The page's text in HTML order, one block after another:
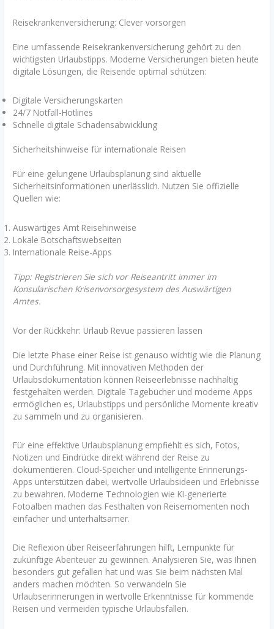
Reisekrankenversicherung: Clever vorsorgen
Eine umfassende Reisekrankenversicherung gehört zu den
wichtigsten Urlaubstipps. Moderne Versicherungen bieten heute
digitale Lösungen, die Reisende optimal schützen:
Digitale Versicherungskarten
24/7 Notfall-Hotlines
Schnelle digitale Schadensabwicklung
Sicherheitshinweise für internationale Reisen
Für eine gelungene Urlaubsplanung sind aktuelle
Sicherheitsinformationen unerlässlich. Nutzen Sie offizielle
Quellen wie:
Auswärtiges Amt Reisehinweise
Lokale Botschaftswebseiten
Internationale Reise-Apps
Tipp: Registrieren Sie sich vor Reiseantritt immer im
Konsularischen Krisenvorsorgesystem des Auswärtigen
Amtes.
Vor der Rückkehr: Urlaub Revue passieren lassen
Die letzte Phase einer Reise ist genauso wichtig wie die Planung
und Durchführung. Mit innovativen Methoden der
Urlaubsdokumentation können Reiseerlebnisse nachhaltig
festgehalten werden. Digitale Tagebücher und moderne Apps
ermöglichen es, Urlaubstipps und persönliche Momente kreativ
zu sammeln und zu organisieren.
Für eine effektive Urlaubsplanung empfiehlt es sich, Fotos,
Notizen und Eindrücke direkt während der Reise zu
dokumentieren. Cloud-Speicher und intelligente Erinnerungs-
Apps unterstützen dabei, wertvolle Urlaubsideen und Erlebnisse
zu bewahren. Moderne Technologien wie KI-generierte
Fotoalben machen das Festhalten von Reisemomenten noch
einfacher und unterhaltsamer.
Die Reflexion über Reiseerfahrungen hilft, Lernpunkte für
zukünftige Abenteuer zu gewinnen. Analysieren Sie, was Ihnen
besonders gut gefallen hat und was Sie beim nächsten Mal
anders machen möchten. So verwandeln Sie
Urlaubserinnerungen in wertvolle Erkenntnisse für kommende
Reisen und vermeiden typische Urlaubsfallen.